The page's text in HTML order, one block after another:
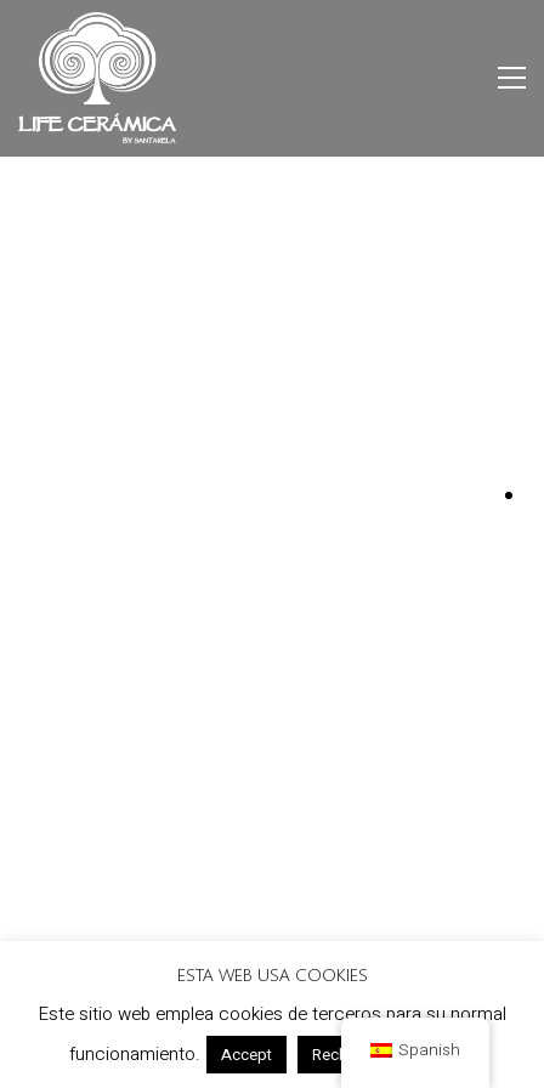
ESTA WEB USA COOKIES
Este sitio web emplea cookies de terceros para su normal
funcionamiento.
Accept Rechazar Leer más
Spanish